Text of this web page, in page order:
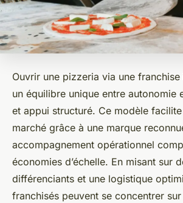
Ouvrir une pizzeria via une
un équilibre unique entre autonomie
et appui structuré. Ce modèle facilite
marché grâce à une marque
accompagnement opérationnel
économies d’échelle. En misant sur
différenciants et une logistique
franchisés peuvent se concentrer